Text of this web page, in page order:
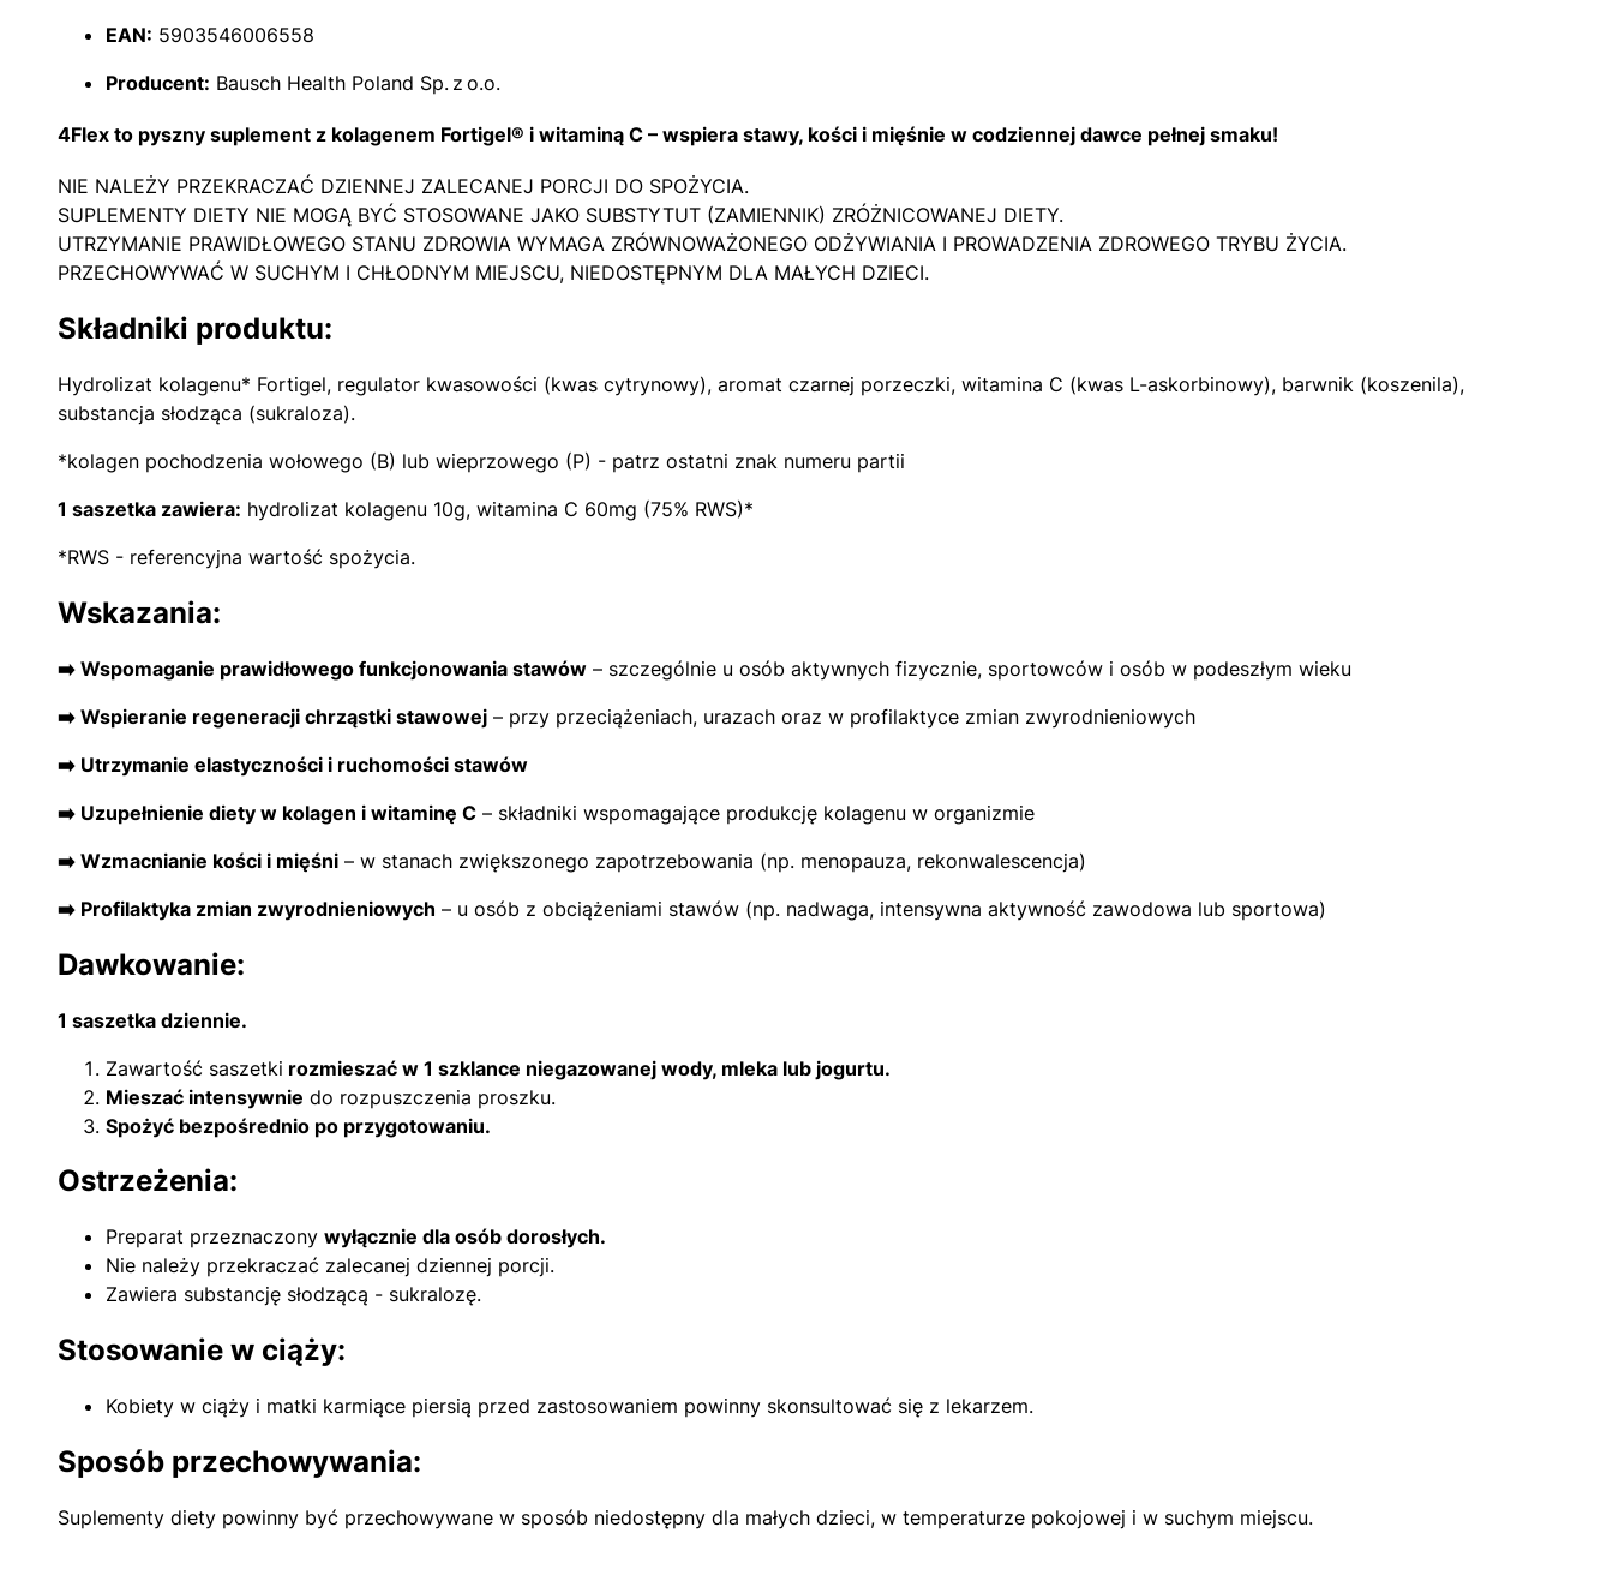
EAN: 5903546006558
Producent: Bausch Health Poland Sp. z o.o.
4Flex to pyszny suplement z kolagenem Fortigel® i witaminą C – wspiera stawy, kości i mięśnie w codziennej dawce pełnej smaku!
NIE NALEŻY PRZEKRACZAĆ DZIENNEJ ZALECANEJ PORCJI DO SPOŻYCIA.
SUPLEMENTY DIETY NIE MOGĄ BYĆ STOSOWANE JAKO SUBSTYTUT (ZAMIENNIK) ZRÓŻNICOWANEJ DIETY.
UTRZYMANIE PRAWIDŁOWEGO STANU ZDROWIA WYMAGA ZRÓWNOWAŻONEGO ODŻYWIANIA I PROWADZENIA ZDROWEGO TRYBU ŻYCIA.
PRZECHOWYWAĆ W SUCHYM I CHŁODNYM MIEJSCU, NIEDOSTĘPNYM DLA MAŁYCH DZIECI.
Składniki produktu:
Hydrolizat kolagenu* Fortigel, regulator kwasowości (kwas cytrynowy), aromat czarnej porzeczki, witamina C (kwas L-askorbinowy), barwnik (koszenila),
substancja słodząca (sukraloza).
*kolagen pochodzenia wołowego (B) lub wieprzowego (P) - patrz ostatni znak numeru partii
1 saszetka zawiera: hydrolizat kolagenu 10g, witamina C 60mg (75% RWS)*
*RWS - referencyjna wartość spożycia.
Wskazania:
➡️ Wspomaganie prawidłowego funkcjonowania stawów – szczególnie u osób aktywnych fizycznie, sportowców i osób w podeszłym wieku
➡️ Wspieranie regeneracji chrząstki stawowej – przy przeciążeniach, urazach oraz w profilaktyce zmian zwyrodnieniowych
➡️ Utrzymanie elastyczności i ruchomości stawów
➡️ Uzupełnienie diety w kolagen i witaminę C – składniki wspomagające produkcję kolagenu w organizmie
➡️ Wzmacnianie kości i mięśni – w stanach zwiększonego zapotrzebowania (np. menopauza, rekonwalescencja)
➡️ Profilaktyka zmian zwyrodnieniowych – u osób z obciążeniami stawów (np. nadwaga, intensywna aktywność zawodowa lub sportowa)
Dawkowanie:
1 saszetka dziennie.
Zawartość saszetki rozmieszać w 1 szklance niegazowanej wody, mleka lub jogurtu.
Mieszać intensywnie do rozpuszczenia proszku.
Spożyć bezpośrednio po przygotowaniu.
Ostrzeżenia:
Preparat przeznaczony wyłącznie dla osób dorosłych.
Nie należy przekraczać zalecanej dziennej porcji.
Zawiera substancję słodzącą - sukralozę.
Stosowanie w ciąży:
Kobiety w ciąży i matki karmiące piersią przed zastosowaniem powinny skonsultować się z lekarzem.
Sposób przechowywania:
Suplementy diety powinny być przechowywane w sposób niedostępny dla małych dzieci, w temperaturze pokojowej i w suchym miejscu.